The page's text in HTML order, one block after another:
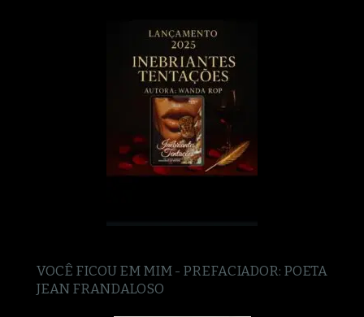
VOCÊ FICOU EM MIM - PREFACIADOR: POETA
JEAN FRANDALOSO